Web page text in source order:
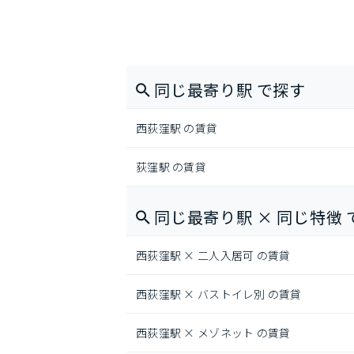
同じ最寄り駅 で探す
西荻窪駅 の賃貸
荻窪駅 の賃貸
同じ最寄り駅 × 同じ特徴
西荻窪駅 × 二人入居可 の賃貸
西荻窪駅 × バストイレ別 の賃貸
西荻窪駅 × メゾネット の賃貸